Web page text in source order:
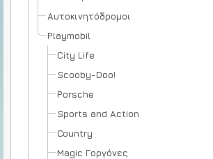
Αυτοκινητόδρομοι
Playmobil
City Life
Scooby-Doo!
Porsche
Sports and Action
Country
Magic Γοργόνες